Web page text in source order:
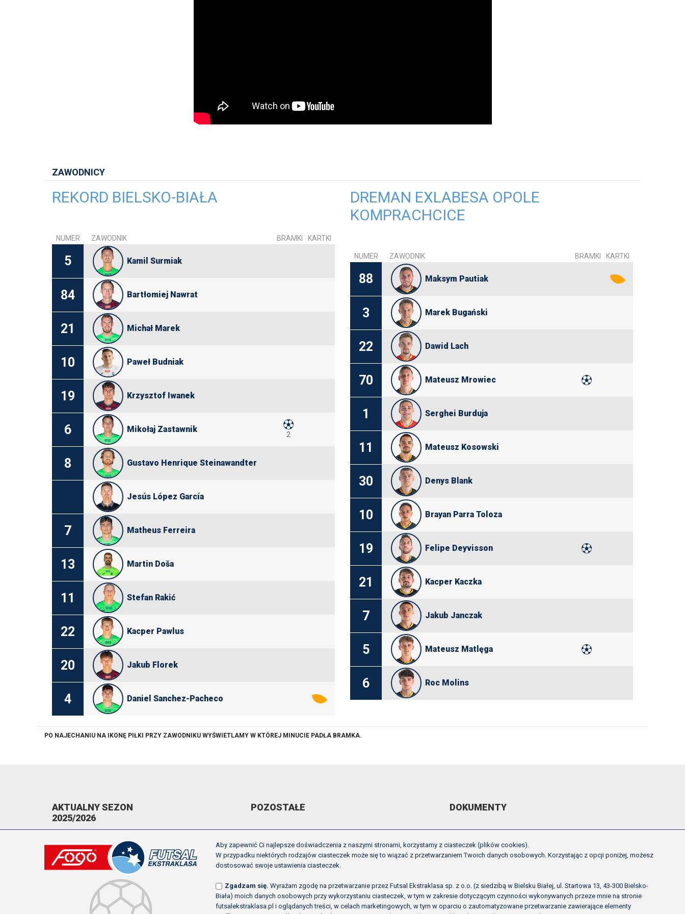
ZAWODNICY
REKORD BIELSKO-BIAŁA
NUMER ZAWODNIK BRAMKI KARTKI
5 Kamil Surmiak
84 Bartłomiej Nawrat
21 Michał Marek
10 Paweł Budniak
19 Krzysztof Iwanek
6 Mikołaj Zastawnik
2
8 Gustavo Henrique Steinawandter
Jesús López García
7 Matheus Ferreira
13 Martin Doša
11 Stefan Rakić
22 Kacper Pawlus
20 Jakub Florek
4 Daniel Sanchez-Pacheco
DREMAN EXLABESA OPOLE
KOMPRACHCICE
NUMER ZAWODNIK BRAMKI KARTKI
88 Maksym Pautiak
3 Marek Bugański
22 Dawid Lach
70 Mateusz Mrowiec
1 Serghei Burduja
11 Mateusz Kosowski
30 Denys Blank
10 Brayan Parra Toloza
19 Felipe Deyvisson
21 Kacper Kaczka
7 Jakub Janczak
5 Mateusz Matlęga
6 Roc Molins
PO NAJECHANIU NA IKONĘ PIŁKI PRZY ZAWODNIKU WYŚWIETLAMY W KTÓREJ MINUCIE PADŁA BRAMKA.
AKTUALNY SEZON
2025/2026
TERMINARZ
NAPOMNIENIA/WYKLUCZENIA
NAJLEPSI ASYSTENCI
KLASYFIKACJA KANADYJSKA
POZOSTAŁE
ARCHIWUM VIDEO
GALERIE
OFICJALNE LOGO
O NAS
DOKUMENTY
REGULAMIN ROZGRYWEK FE
UCHWAŁY ZARZĄDU PZPN
POLITYKA PRYWATNOŚCI
Aby zapewnić Ci najlepsze doświadczenia z naszymi stronami, korzystamy z ciasteczek (plików cookies).
W przypadku niektórych rodzajów ciasteczek może się to wiązać z przetwarzaniem Twoich danych osobowych. Korzystając z opcji poniżej, możesz
dostosować swoje ustawienia ciasteczek.
Zgadzam się. Wyrażam zgodę na przetwarzanie przez Futsal Ekstraklasa sp. z o.o. (z siedzibą w Bielsku Białej, ul. Startowa 13, 43-300 Bielsko-
Biała) moich danych osobowych przy wykorzystaniu ciasteczek, w tym w zakresie dotyczącym czynności wykonywanych przeze mnie na stronie
futsalekstraklasa.pl i oglądanych treści, w celach marketingowych, w tym w oparciu o zautomatyzowane przetwarzanie zawierające elementy